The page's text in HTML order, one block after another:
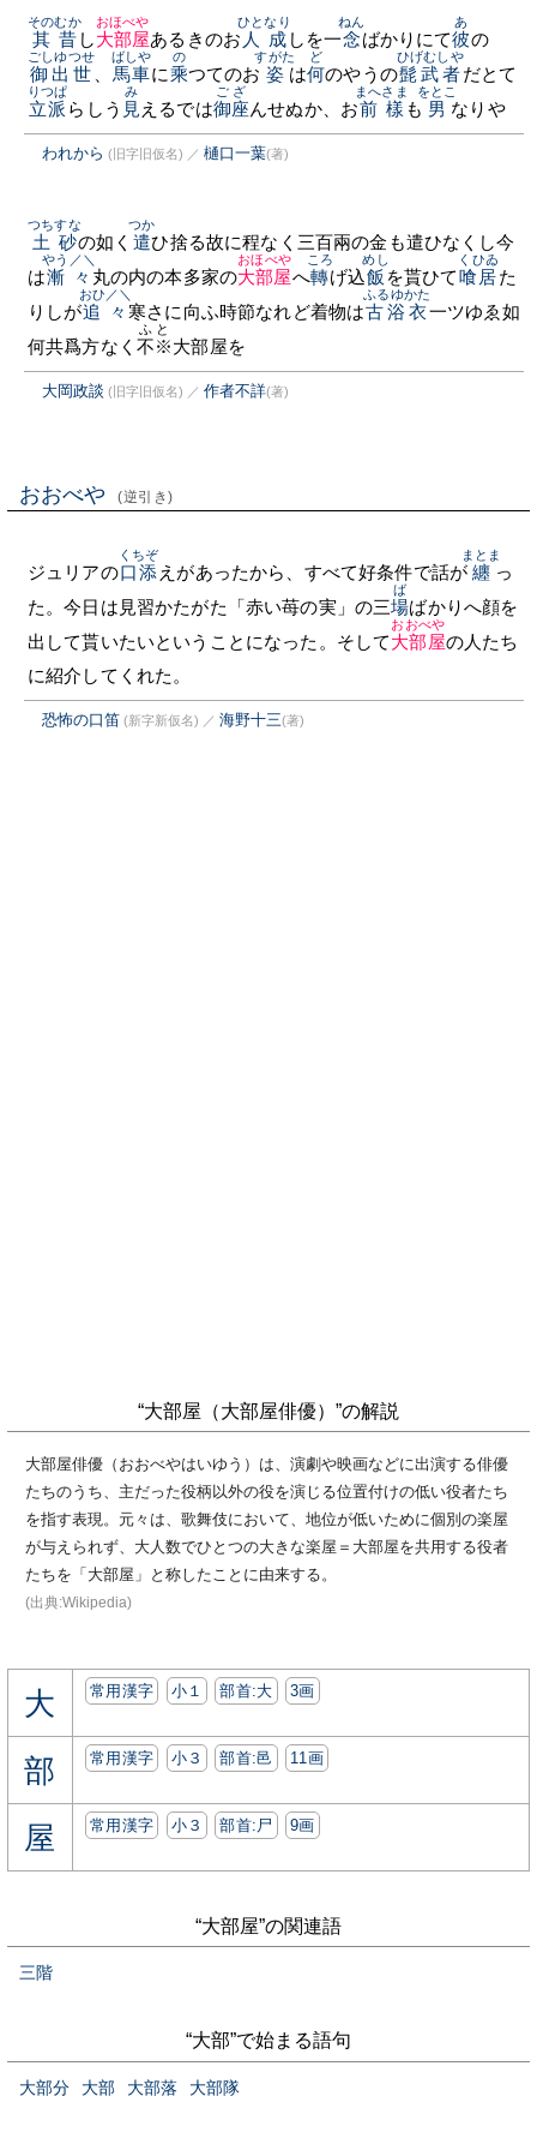
其昔
そのむか
し大部屋
おほべや
あるきのお 人
ひと
成
なり
しを一念
ねん
ばかりにて彼
あ
の
御出世
ごしゆつせ
馬車
ばしや
に乘
の
つてのお 姿
すがた
は何
ど
のやうの髭武者
ひげむしや
だとて
立派
りつぱ
らしう 見
み
えるでは御座
ござ
んせぬか、お前樣
まへさま
も 男
をとこ
なりや
われから (旧字旧仮名) ／ 樋口一葉(著)
土砂
つちすな
の如く 遣
つか
ひ捨る故に程なく三百兩の金も遣ひなくし今
は漸々
やう／＼
丸の内の本多家の大部屋
おほべや
へ轉
ころ
げ込飯
めし
を貰ひて喰居
くひゐ
た
りしが追々
おひ／＼
寒さに向ふ時節なれど着物は古浴衣
ふるゆかた
一ツゆゑ如
何共爲方なく 不※
ふと
大部屋を
大岡政談 (旧字旧仮名) ／ 作者不詳(著)
おおべや (逆引き)
ジュリアの口添
くちぞ
えがあったから、すべて好条件で話が 纏
まとま
っ
た。今日は見習かたがた「赤い苺の実」の三場
ば
ばかりへ顔を
出して貰いたいということになった。そして大部屋
おおべや
の人たち
に紹介してくれた。
恐怖の口笛 (新字新仮名) ／ 海野十三(著)
“大部屋（大部屋俳優）”の解説
大部屋俳優（おおべやはいゆう）は、演劇や映画などに出演する俳優
たちのうち、主だった役柄以外の役を演じる位置付けの低い役者たち
を指す表現。元々は、歌舞伎において、地位が低いために個別の楽屋
が与えられず、大人数でひとつの大きな楽屋＝大部屋を共用する役者
たちを「大部屋」と称したことに由来する。
(出典:Wikipedia)
大 常用漢字 小１ 部首:⼤ 3画
部 常用漢字 小３ 部首:⾢ 11画
屋 常用漢字 小３ 部首:⼫ 9画
“大部屋”の関連語
三階
“大部”で始まる語句
大部分 大部 大部落 大部隊